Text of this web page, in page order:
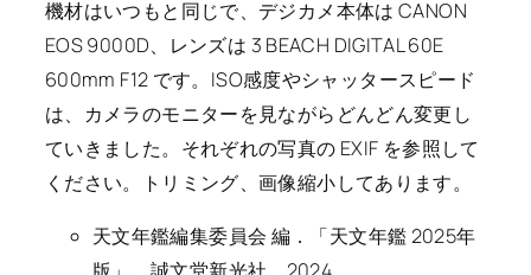
機材はいつもと同じで、デジカメ本体は CANON
EOS 9000D、レンズは 3 BEACH DIGITAL 60E
600mm F12 です。ISO感度やシャッタースピード
は、カメラのモニターを見ながらどんどん変更し
ていきました。それぞれの写真の EXIF を参照して
ください。トリミング、画像縮小してあります。
天文年鑑編集委員会 編．「天文年鑑 2025年